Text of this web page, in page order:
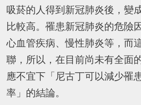
吸菸的人得到新冠肺炎後，變
比較高。罹患新冠肺炎的危險
心血管疾病、慢性肺炎等，而
聯，所以，在目前尚未有全面
應不宜下「尼古丁可以減少罹
率」的結論。